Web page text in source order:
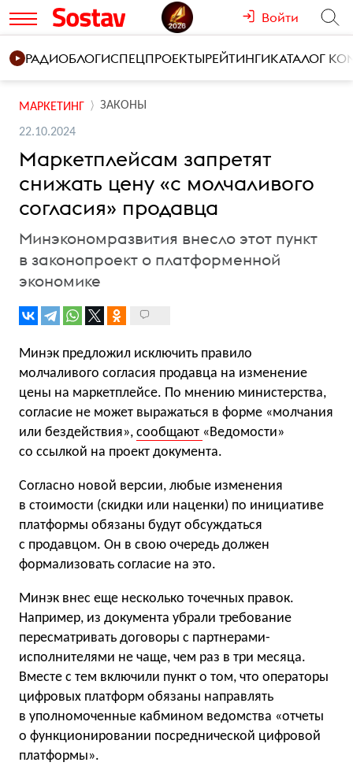
Войти
РАДИОБЛОГИСПЕЦПРОЕКТЫРЕЙТИНГИКАТАЛОГ
МАРКЕТИНГ ЗАКОНЫ
22.10.2024
Маркетплейсам запретят
снижать цену «с молчаливого
согласия» продавца
Минэкономразвития внесло этот пункт
в законопроект о платформенной
экономике
Минэк предложил исключить правило
молчаливого согласия продавца на изменение
цены на маркетплейсе. По мнению министерства,
согласие не может выражаться в форме «молчания
или бездействия», сообщают «Ведомости»
со ссылкой на проект документа.
Согласно новой версии, любые изменения
в стоимости (скидки или наценки) по инициативе
платформы обязаны будут обсуждаться
с продавцом. Он в свою очередь должен
формализовать согласие на это.
Минэк внес еще несколько точечных правок.
Например, из документа убрали требование
пересматривать договоры с партнерами-
исполнителями не чаще, чем раз в три месяца.
Вместе с тем включили пункт о том, что операторы
цифровых платформ обязаны направлять
в уполномоченные кабмином ведомства «отчеты
о функционировании посреднической цифровой
платформы».